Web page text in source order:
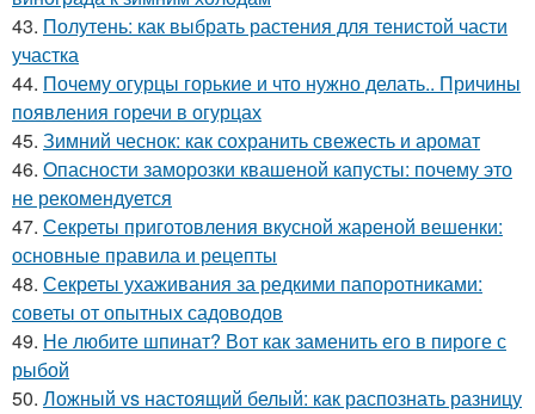
43. Полутень: как выбрать растения для тенистой части
участка
44. Почему огурцы горькие и что нужно делать.. Причины
появления горечи в огурцах
45. Зимний чеснок: как сохранить свежесть и аромат
46. Опасности заморозки квашеной капусты: почему это
не рекомендуется
47. Секреты приготовления вкусной жареной вешенки:
основные правила и рецепты
48. Секреты ухаживания за редкими папоротниками:
советы от опытных садоводов
49. Не любите шпинат? Вот как заменить его в пироге с
рыбой
50. Ложный vs настоящий белый: как распознать разницу